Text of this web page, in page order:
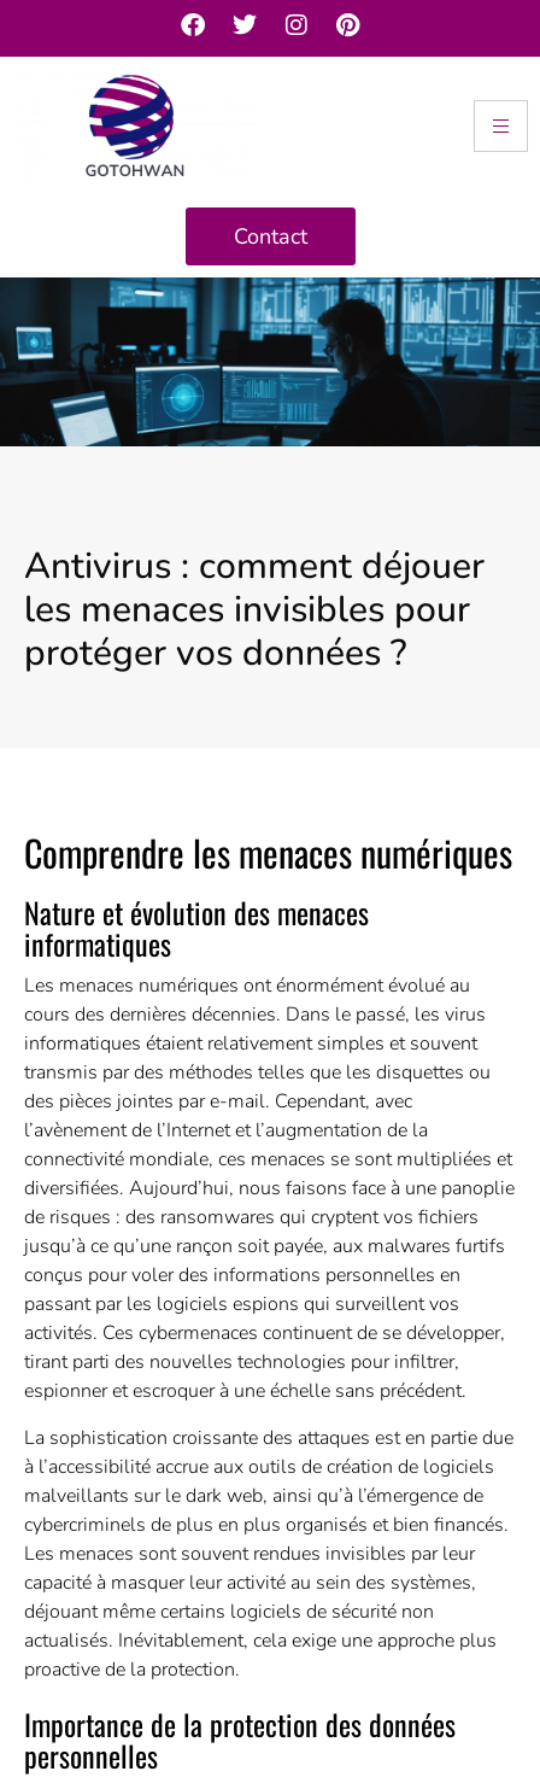
Contact
Antivirus : comment déjouer
les menaces invisibles pour
protéger vos données ?
Comprendre les menaces numériques
Nature et évolution des menaces
informatiques
Les menaces numériques ont énormément évolué au
cours des dernières décennies. Dans le passé, les virus
informatiques étaient relativement simples et souvent
transmis par des méthodes telles que les disquettes ou
des pièces jointes par e-mail. Cependant, avec
l’avènement de l’Internet et l’augmentation de la
connectivité mondiale, ces menaces se sont multipliées et
diversifiées. Aujourd’hui, nous faisons face à une panoplie
de risques : des ransomwares qui cryptent vos fichiers
jusqu’à ce qu’une rançon soit payée, aux malwares furtifs
conçus pour voler des informations personnelles en
passant par les logiciels espions qui surveillent vos
activités. Ces cybermenaces continuent de se développer,
tirant parti des nouvelles technologies pour infiltrer,
espionner et escroquer à une échelle sans précédent.
La sophistication croissante des attaques est en partie due
à l’accessibilité accrue aux outils de création de logiciels
malveillants sur le dark web, ainsi qu’à l’émergence de
cybercriminels de plus en plus organisés et bien financés.
Les menaces sont souvent rendues invisibles par leur
capacité à masquer leur activité au sein des systèmes,
déjouant même certains logiciels de sécurité non
actualisés. Inévitablement, cela exige une approche plus
proactive de la protection.
Importance de la protection des données
personnelles